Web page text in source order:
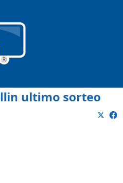
ultimo sorteo